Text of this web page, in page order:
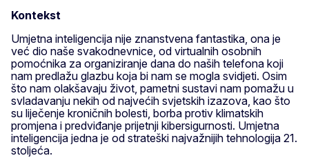
Kontekst
Umjetna inteligencija nije znanstvena fantastika, ona je
već dio naše svakodnevnice, od virtualnih osobnih
pomoćnika za organiziranje dana do naših telefona koji
nam predlažu glazbu koja bi nam se mogla svidjeti. Osim
što nam olakšavaju život, pametni sustavi nam pomažu u
svladavanju nekih od najvećih svjetskih izazova, kao što
su liječenje kroničnih bolesti, borba protiv klimatskih
promjena i predviđanje prijetnji kibersigurnosti. Umjetna
inteligencija jedna je od strateški najvažnijih tehnologija 21.
stoljeća.